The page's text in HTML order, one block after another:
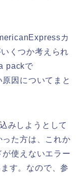
カ
くつか考えられ
packで
因についてまと
みしようとして
た方は、これか
使えないエラー
す。なので、参